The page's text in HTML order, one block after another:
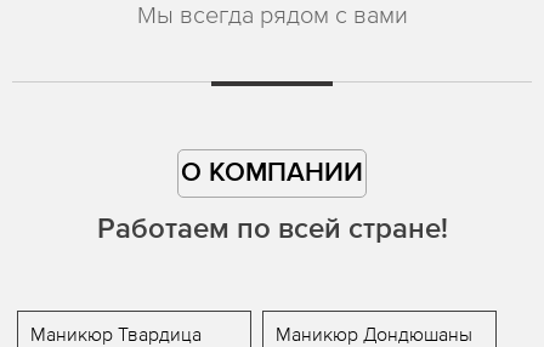
Мы всегда рядом с вами
О КОМПАНИИ
Работаем по всей стране!
Маникюр Твардица Маникюр Дондюшаны